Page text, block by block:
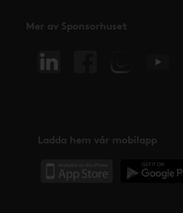
Mer av Sponsorhuset
Ladda hem vår mobilapp